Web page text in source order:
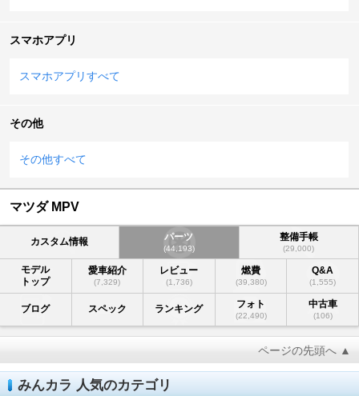
スマホアプリ
スマホアプリすべて
その他
その他すべて
マツダ MPV
カスタム情報 パーツ
(44,193)
整備手帳
(29,000)
モデル
トップ
愛車紹介
(7,329)
レビュー
(1,736)
燃費
(39,380)
Q&A
(1,555)
ブログ スペック ランキング フォト
(22,490)
中古車
(106)
ページの先頭へ ▲
みんカラ 人気のカテゴリ